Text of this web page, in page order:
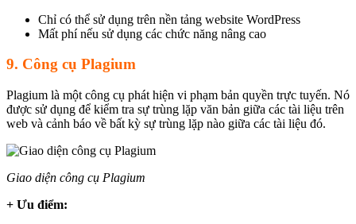
Chỉ có thể sử dụng trên nền tảng website WordPress
Mất phí nếu sử dụng các chức năng nâng cao
9. Công cụ Plagium
Plagium là một công cụ phát hiện vi phạm bản quyền trực tuyến. Nó
được sử dụng để kiểm tra sự trùng lặp văn bản giữa các tài liệu trên
web và cảnh báo về bất kỳ sự trùng lặp nào giữa các tài liệu đó.
Giao diện công cụ Plagium
+ Ưu điểm: